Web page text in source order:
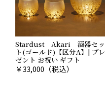
Stardust Akari 酒器セッ
ト(ゴールド)【区分A】| プレ
ゼント お祝い ギフト
￥33,000 （税込）